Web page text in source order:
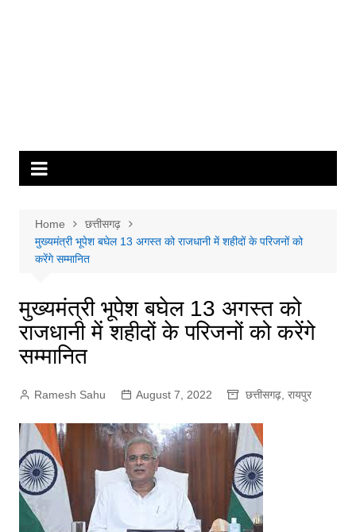
Home
छत्तीसगढ़
मुख्यमंत्री भूपेश बघेल 13 अगस्त को राजधानी में शहीदों के परिजनों को
करेंगे सम्मानित
मुख्यमंत्री भूपेश बघेल 13 अगस्त को
राजधानी में शहीदों के परिजनों को करेंगे
सम्मानित
Ramesh Sahu August 7, 2022 छत्तीसगढ़, रायपुर